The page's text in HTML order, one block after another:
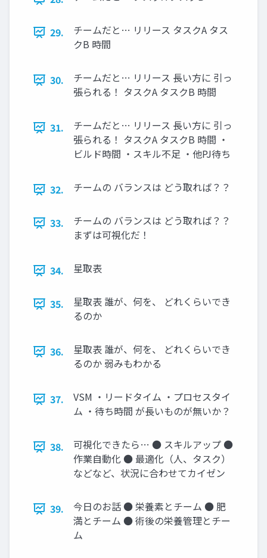
29.
チームだと… リリース タスクA タス
クB 時間
30.
チームだと… リリース 長い方に 引っ
張られる！ タスクA タスクB 時間
31.
チームだと… リリース 長い方に 引っ
張られる！ タスクA タスクB 時間 ・
ビルド時間 ・スキル不足 ・他PJ待ち
32. チームの バランスは どう取れば？？
33.
チームの バランスは どう取れば？？
まずは可視化だ！
34. 星取表
35.
星取表 誰が、何を、 どれくらいでき
るのか
36.
星取表 誰が、何を、 どれくらいでき
るのか 弱みもわかる
37.
VSM ・リードタイム ・プロセスタイ
ム ・待ち時間 が長いものが無いか？
38.
可視化できたら… ● スキルアップ ●
作業自動化 ● 最適化（人、タスク）
などなど、状況に合わせてカイゼン
39.
今日のお話 ● 栄養素とチーム ● 肥
満とチーム ● 術後の栄養管理とチー
ム